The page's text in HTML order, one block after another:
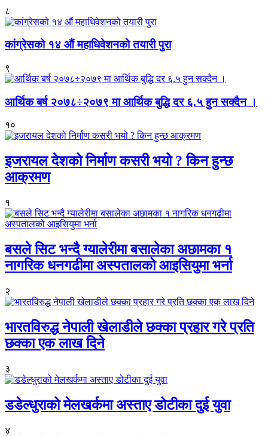
८
कांग्रेसको १४ औं महाधिवेशनको तयारी पुरा
९
आर्थिक बर्ष २०७८÷२०७९ मा आर्थिक बुद्धि दर ६.५ हुन सक्दैन ।
१०
इजरायल देशको निर्माण कसरी भयो ? किन हुन्छ
आक्रमण
१
बसले सिट भन्दै ग्यालेरीमा बसालेका अछामका १
नागरिक धनगढीमा अस्पतालको आइसियुमा भर्ना
२
भारतविरुद्ध नेपाली खेलाडीले छक्का प्रहार गरे प्रति
छक्का एक लाख दिने
३
डडेल्धुराको मेलखर्कमा अस्ताए डोटीका दुई युवा
४